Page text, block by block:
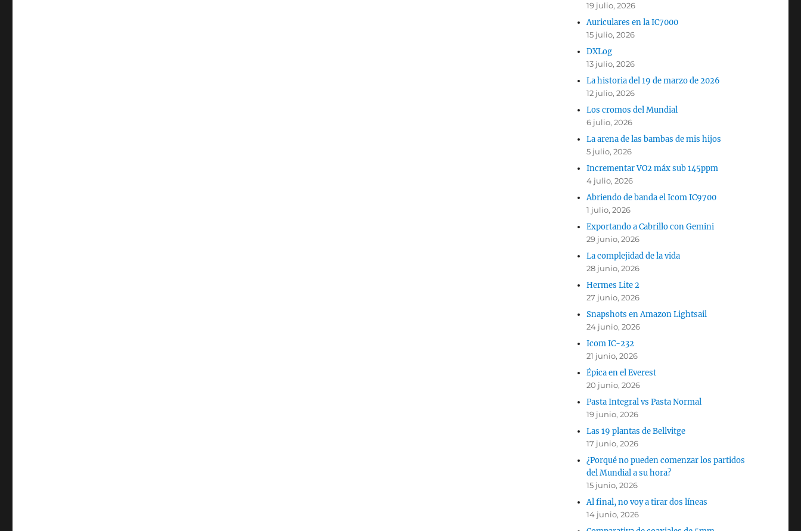
19 julio, 2026
Auriculares en la IC7000
15 julio, 2026
DXLog
13 julio, 2026
La historia del 19 de marzo de 2026
12 julio, 2026
Los cromos del Mundial
6 julio, 2026
La arena de las bambas de mis hijos
5 julio, 2026
Incrementar VO2 máx sub 145ppm
4 julio, 2026
Abriendo de banda el Icom IC9700
1 julio, 2026
Exportando a Cabrillo con Gemini
29 junio, 2026
La complejidad de la vida
28 junio, 2026
Hermes Lite 2
27 junio, 2026
Snapshots en Amazon Lightsail
24 junio, 2026
Icom IC-232
21 junio, 2026
Épica en el Everest
20 junio, 2026
Pasta Integral vs Pasta Normal
19 junio, 2026
Las 19 plantas de Bellvitge
17 junio, 2026
¿Porqué no pueden comenzar los partidos
del Mundial a su hora?
15 junio, 2026
Al final, no voy a tirar dos líneas
14 junio, 2026